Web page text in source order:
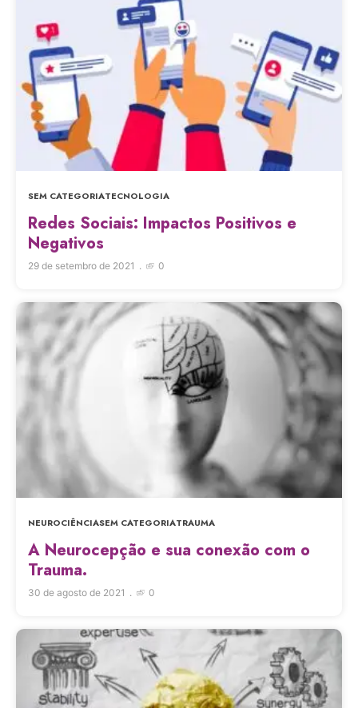
SEM CATEGORIATECNOLOGIA
Redes Sociais: Impactos Positivos e
Negativos
29 de setembro de 2021 0
NEUROCIÊNCIASEM CATEGORIATRAUMA
A Neurocepção e sua conexão com o
Trauma.
30 de agosto de 2021 0